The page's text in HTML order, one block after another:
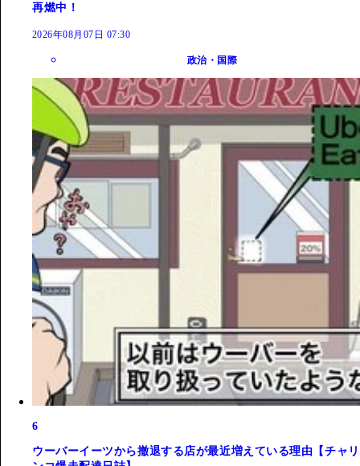
再燃中！
2026年08月07日 07:30
政治・国際
6
ウーバーイーツから撤退する店が最近増えている理由【チャリ